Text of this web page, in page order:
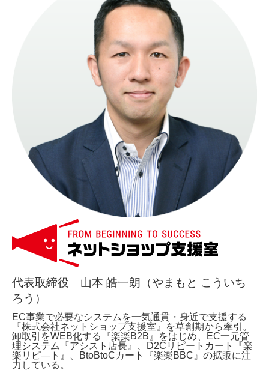
代表取締役 山本 皓一朗（やまもと こういち
ろう）
EC事業で必要なシステムを一気通貫・身近で支援する
『株式会社ネットショップ支援室』を草創期から牽引。
卸取引をWEB化する『楽楽B2B』をはじめ、EC一元管
理システム『アシスト店長』、D2Cリピートカート『楽
楽リピ―ト』、BtoBtoCカート『楽楽BBC』の拡販に注
力している。